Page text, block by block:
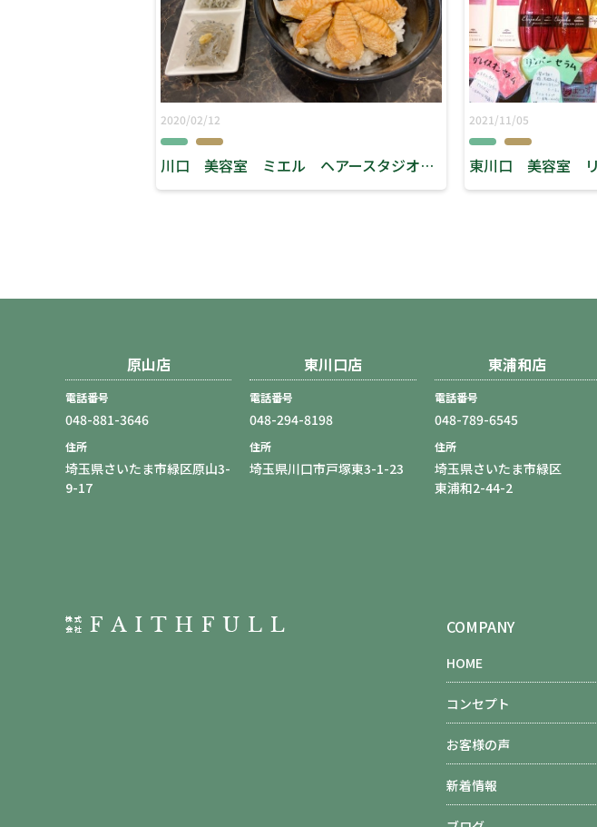
2020/02/12
川口 美容室 ミエル ヘアースタジオリーブス 『冬の鎌倉★』
2021/11/05
原山店
電話番号
048-881-3646
住所
埼玉県さいたま市緑区原山3-
9-17
東川口店
電話番号
048-294-8198
住所
埼玉県川口市戸塚東3-1-23
東浦和店
電話番号
048-789-6545
住所
埼玉県さいたま市緑区
東浦和2-44-2
COMPANY
HOME
コンセプト
お客様の声
新着情報